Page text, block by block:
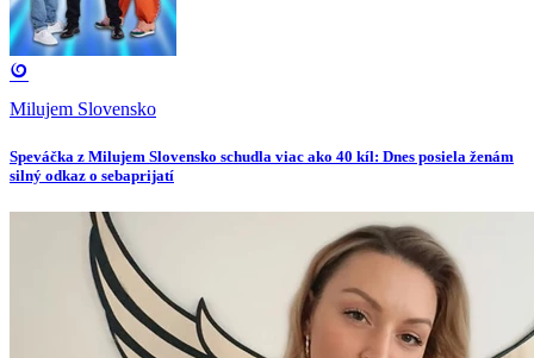
Milujem Slovensko
Speváčka z Milujem Slovensko schudla viac ako 40 kíl: Dnes posiela ženám
silný odkaz o sebaprijatí